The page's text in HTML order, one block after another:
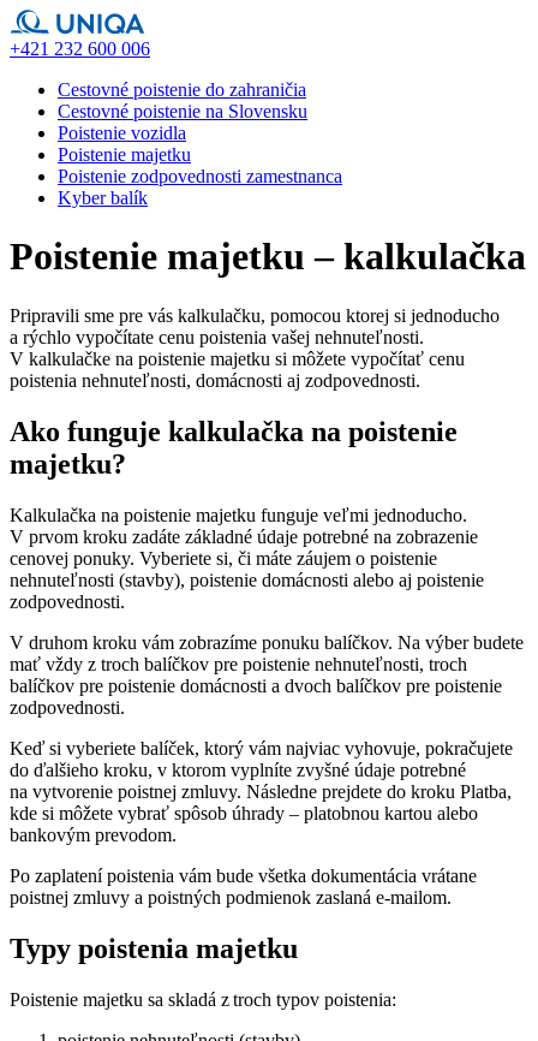
+421 232 600 006
Cestovné poistenie do zahraničia
Cestovné poistenie na Slovensku
Poistenie vozidla
Poistenie majetku
Poistenie zodpovednosti zamestnanca
Kyber balík
Poistenie majetku – kalkulačka
Pripravili sme pre vás kalkulačku, pomocou ktorej si jednoducho
a rýchlo vypočítate cenu poistenia vašej nehnuteľnosti.
V kalkulačke na poistenie majetku si môžete vypočítať cenu
poistenia nehnuteľnosti, domácnosti aj zodpovednosti.
Ako funguje kalkulačka na poistenie
majetku?
Kalkulačka na poistenie majetku funguje veľmi jednoducho.
V prvom kroku zadáte základné údaje potrebné na zobrazenie
cenovej ponuky. Vyberiete si, či máte záujem o poistenie
nehnuteľnosti (stavby), poistenie domácnosti alebo aj poistenie
zodpovednosti.
V druhom kroku vám zobrazíme ponuku balíčkov. Na výber budete
mať vždy z troch balíčkov pre poistenie nehnuteľnosti, troch
balíčkov pre poistenie domácnosti a dvoch balíčkov pre poistenie
zodpovednosti.
Keď si vyberiete balíček, ktorý vám najviac vyhovuje, pokračujete
do ďalšieho kroku, v ktorom vyplníte zvyšné údaje potrebné
na vytvorenie poistnej zmluvy. Následne prejdete do kroku Platba,
kde si môžete vybrať spôsob úhrady – platobnou kartou alebo
bankovým prevodom.
Po zaplatení poistenia vám bude všetka dokumentácia vrátane
poistnej zmluvy a poistných podmienok zaslaná e-mailom.
Typy poistenia majetku
Poistenie majetku sa skladá z troch typov poistenia: